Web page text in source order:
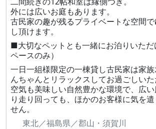
外には広いお庭もあります。
古民家の趣が残るプライベートな空間
し頂けます。
■大切なペットとも一緒にお泊りいただ
ペースのみ）
一日一組様限定の一棟貸し古民家は家
んちゃんとリラックスしてお過ごしいた
空気も美味しい自然豊かな環境で、広
り走り回っても、ほかのお客様に気を
せん。
東北／福島県／郡山・須賀川